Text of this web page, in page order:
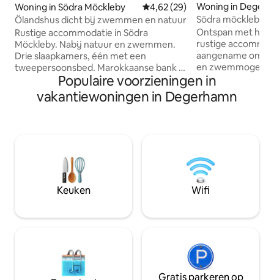
Woning in Södra Möckleby Gemiddelde beoordeling van
4,62 (29)
Ölandshus dicht bij zwemmen en natuur
Rustige accommodatie in Södra
Möckleby. Nabij natuur en zwemmen.
Drie slaapkamers, één met een
tweepersoonsbed. Marokkaanse bank in
de woonkamer. Volledig uitgeruste
keuken. Het huis heeft een eenvoudige
tuin met gazon en een houten terras op
naar Grönhögen, waar een ICA,
golfbaan, restaurant, ijskiosk en meer
handdoeken worden door de gasten
schoonmaak, maar deze kan ook
Woning in
Södra möckleby
Ontspan met het
rustige
aangename
en
slaapkamers,
stapelbed, twee
woonkamer op het
800 meter naar
meter naar
van 05-23.
restaurant,
Populaire voorzieningen in
vakantiewoningen in Degerhamn
Keuken Wifi
Gratis parkeren op